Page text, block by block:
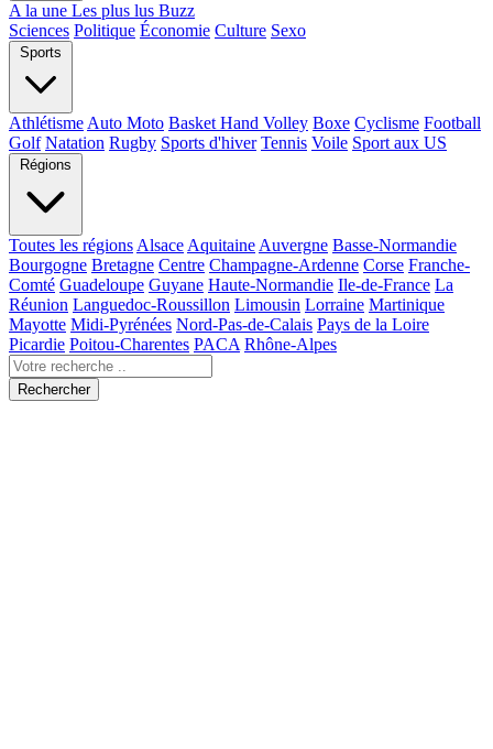
A la une Les plus lus Buzz
Sciences Politique Économie Culture Sexo
Sports
Athlétisme Auto Moto Basket Hand Volley Boxe Cyclisme Football
Golf Natation Rugby Sports d'hiver Tennis Voile Sport aux US
Régions
Toutes les régions Alsace Aquitaine Auvergne Basse-Normandie
Bourgogne Bretagne Centre Champagne-Ardenne Corse Franche-
Comté Guadeloupe Guyane Haute-Normandie Ile-de-France La
Réunion Languedoc-Roussillon Limousin Lorraine Martinique
Mayotte Midi-Pyrénées Nord-Pas-de-Calais Pays de la Loire
Picardie Poitou-Charentes PACA Rhône-Alpes
Rechercher